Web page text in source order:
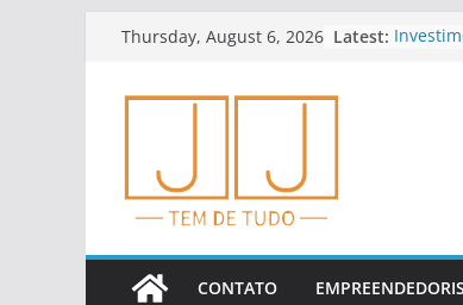
content
Thursday, August 6, 2026 Latest:
CONTATO